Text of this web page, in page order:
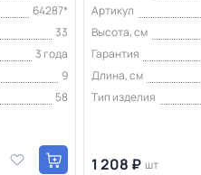
64287*
33
3 года
9
58
Артикул
Высота, см
Гарантия
Длина, см
Тип изделия
1 208 ₽ шт